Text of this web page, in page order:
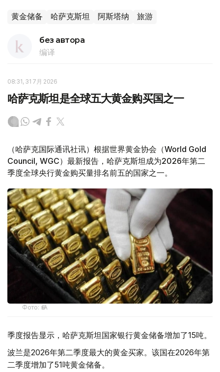
黄金储备 哈萨克斯坦 阿斯塔纳 旅游
без автора
编译
08:31, 31 7月 2026
哈萨克斯坦是全球五大黄金购买国之一
（哈萨克国际通讯社讯）根据世界黄金协会（World Gold
Council, WGC）最新报告，哈萨克斯坦成为2026年第二
季度全球央行黄金购买量排名前五的国家之一。
Фото: ӨзА
季度报告显示，哈萨克斯坦国家银行黄金储备增加了15吨。
波兰是2026年第二季度最大的黄金买家。该国在2026年第
二季度增加了51吨黄金储备。